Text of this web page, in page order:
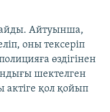
Айтуынша,
оны тексеріп
өздігінен
шектелген
актіге қол қойып